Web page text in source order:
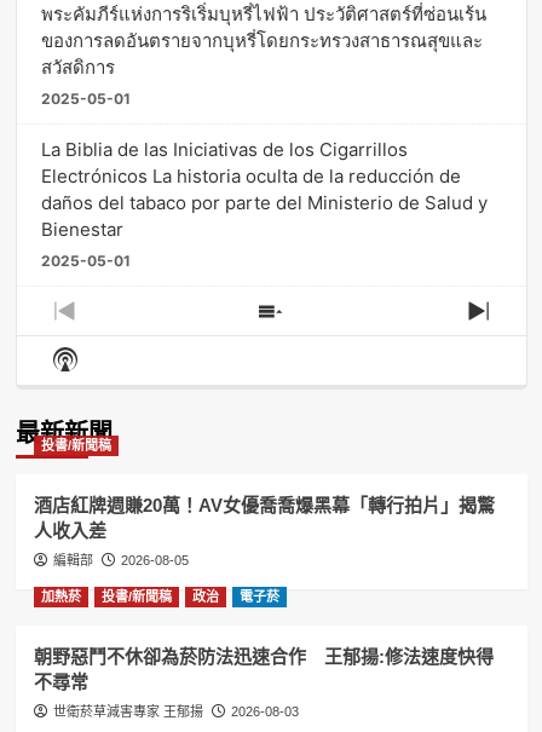
พระคัมภีร์แห่งการริเริ่มบุหรี่ไฟฟ้า ประวัติศาสตร์ที่ซ่อนเร้น
ของการลดอันตรายจากบุหรี่โดยกระทรวงสาธารณสุขและ
สวัสดิการ
2025-05-01
La Biblia de las Iniciativas de los Cigarrillos
Electrónicos La historia oculta de la reducción de
daños del tabaco por parte del Ministerio de Salud y
Bienestar
2025-05-01
Previous
Episode
Show
Episodes
Next
Show
Podcast
最新新聞
投書/新聞稿
酒店紅牌週賺20萬！AV女優喬喬爆黑幕「轉行拍片」揭驚
人收入差
編輯部 2026-08-05
加熱菸 投書/新聞稿 政治 電子菸
朝野惡鬥不休卻為菸防法迅速合作 王郁揚:修法速度快得
不尋常
世衛菸草減害專家 王郁揚 2026-08-03